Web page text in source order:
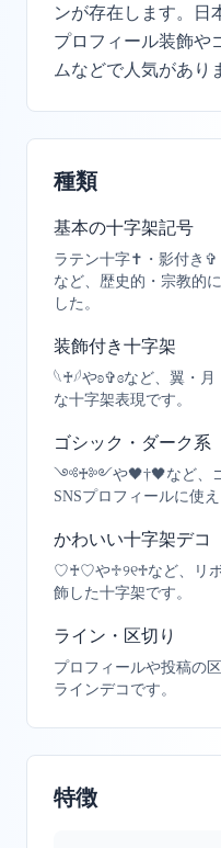
ンが存在します。日
プロフィール装飾や
ムなどで人気があり
種類
基本の十字架記号
ラテン十字✝・影付き
など、歴史的・宗教的
した。
装飾付き十字架
𓆩♰𓆪やʚ✞ɞなど、翼・月
な十字架表現です。
ゴシック・ダーク系
༺♰༻や🖤†🖤など、ゴ
SNSプロフィールに使え
かわいい十字架デコ
♡♰♡や♱୨୧♱など、リボ
飾した十字架です。
ライン・区切り
プロフィールや投稿の
ラインデコです。
特徴